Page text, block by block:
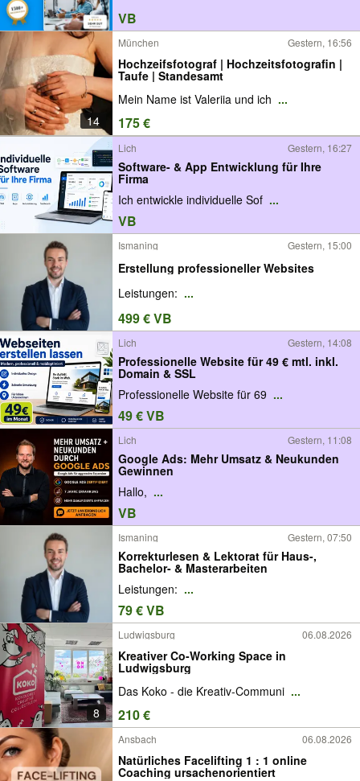
VB
14
München Gestern, 16:56
Hochzeifsfotograf | Hochzeitsfotografin |
Taufe | Standesamt
Mein Name ist Valeriia und ich ...
175 €
Lich Gestern, 16:27
Software- & App Entwicklung für Ihre
Firma
Ich entwickle individuelle Sof ...
VB
Ismaning Gestern, 15:00
Erstellung professioneller Websites
Leistungen: ...
499 € VB
Lich Gestern, 14:08
Professionelle Website für 49 € mtl. inkl.
Domain & SSL
Professionelle Website für 69 ...
49 € VB
Lich Gestern, 11:08
Google Ads: Mehr Umsatz & Neukunden
Gewinnen
Hallo, ...
VB
Ismaning Gestern, 07:50
Korrekturlesen & Lektorat für Haus-,
Bachelor- & Masterarbeiten
Leistungen: ...
79 € VB
8
Ludwigsburg 06.08.2026
Kreativer Co-Working Space in
Ludwigsburg
Das Koko - die Kreativ-Communi ...
210 €
Ansbach 06.08.2026
Natürliches Facelifting 1 : 1 online
Coaching ursachenorientiert